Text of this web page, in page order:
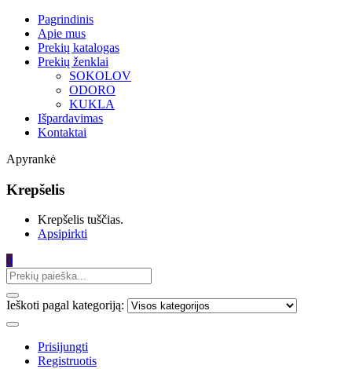
Pagrindinis
Apie mus
Prekių katalogas
Prekių ženklai
SOKOLOV
ODORO
KUKLA
Išpardavimas
Kontaktai
Apyrankė
Krepšelis
Krepšelis tuščias.
Apsipirkti
0
Ieškoti pagal kategoriją:
Prisijungti
Registruotis